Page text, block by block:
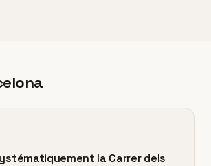
la Carrer dels